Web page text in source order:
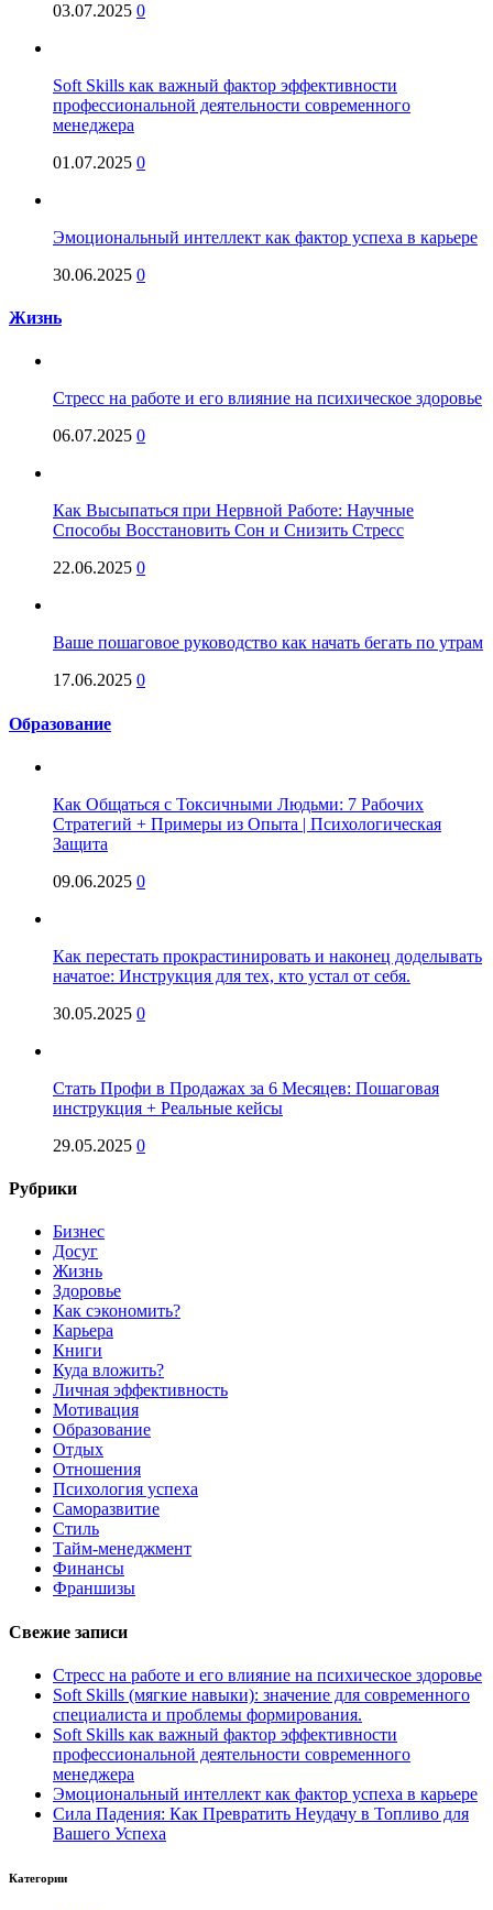
03.07.2025 0
Soft Skills как важный фактор эффективности
профессиональной деятельности современного
менеджера
01.07.2025 0
Эмоциональный интеллект как фактор успеха в карьере
30.06.2025 0
Жизнь
Стресс на работе и его влияние на психическое здоровье
06.07.2025 0
Как Высыпаться при Нервной Работе: Научные
Способы Восстановить Сон и Снизить Стресс
22.06.2025 0
Ваше пошаговое руководство как начать бегать по утрам
17.06.2025 0
Образование
Как Общаться с Токсичными Людьми: 7 Рабочих
Стратегий + Примеры из Опыта | Психологическая
Защита
09.06.2025 0
Как перестать прокрастинировать и наконец доделывать
начатое: Инструкция для тех, кто устал от себя.
30.05.2025 0
Стать Профи в Продажах за 6 Месяцев: Пошаговая
инструкция + Реальные кейсы
29.05.2025 0
Рубрики
Бизнес
Досуг
Жизнь
Здоровье
Как сэкономить?
Карьера
Книги
Куда вложить?
Личная эффективность
Мотивация
Образование
Отдых
Отношения
Психология успеха
Саморазвитие
Стиль
Тайм-менеджмент
Финансы
Франшизы
Свежие записи
Стресс на работе и его влияние на психическое здоровье
Soft Skills (мягкие навыки): значение для современного
специалиста и проблемы формирования.
Soft Skills как важный фактор эффективности
профессиональной деятельности современного
менеджера
Эмоциональный интеллект как фактор успеха в карьере
Сила Падения: Как Превратить Неудачу в Топливо для
Вашего Успеха
Категории